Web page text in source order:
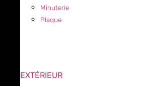
Minuterie
Plaque
EXTÉRIEUR